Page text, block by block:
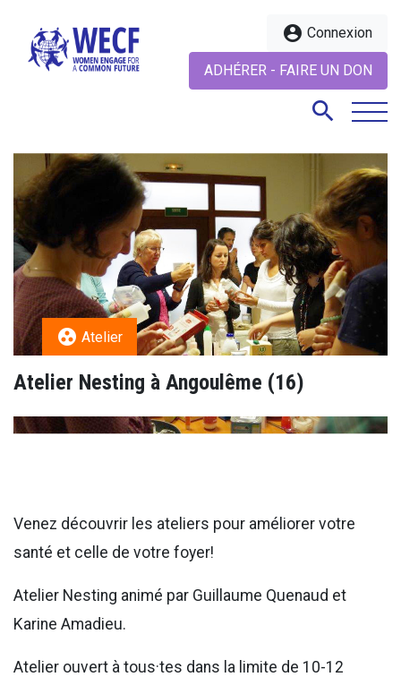
account_circle Connexion
ADHÉRER - FAIRE UN DON
search
search
group_work Atelier
Atelier Nesting à Angoulême (16)
Venez découvrir les ateliers pour améliorer votre
santé et celle de votre foyer!
Atelier Nesting animé par Guillaume Quenaud et
Karine Amadieu.
Atelier ouvert à tous·tes dans la limite de 10-12